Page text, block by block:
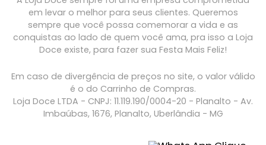
em levar o melhor para seus clientes. Queremos
sempre que você possa comemorar a vida e as
conquistas ao lado de quem você ama, pra isso a Loja
Doce existe, para fazer sua Festa Mais Feliz!
Em caso de divergência de preços no site, o valor válido
é o do Carrinho de Compras.
Loja Doce LTDA - CNPJ: 11.119.190/0004-20 - Planalto - Av.
Imbaúbas, 1676, Planalto, Uberlândia - MG